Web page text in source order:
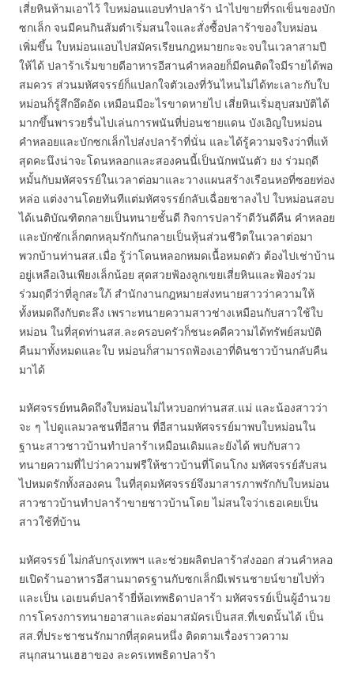
เสี่ยหินห้ามเอาไว้ ใบหม่อนแอบทำปลาร้า นำไปขายที่รถเข็นของบัก
ซกเล็ก จนมีคนกินส้มตำเริ่มสนใจและสั่งซื้อปลาร้าของใบหม่อน
เพิ่มขึ้น ใบหม่อนแอบไปสมัครเรียนกฎหมายกะจะจบในเวลาสามปี
ให้ได้ ปลาร้าเริ่มขายดีอาหารอีสานคำหลอยก็มีคนติดใจมีรายได้พอ
สมควร ส่วนมหัศจรรย์ก็แปลกใจตัวเองที่วันไหนไม่ได้ทะเลาะกับใบ
หม่อนก็รู้สึกอึดอัด เหมือนมีอะไรขาดหายไป เสี่ยหินเริ่มฮุบสมบัติได้
มากขึ้นพารวยรื่นไปเล่นการพนันที่บ่อนชายแดน บังเอิญใบหม่อน
คำหลอยและบักซกเล็กไปส่งปลาร้าที่นั่น และได้รู้ความจริงว่าที่แท้
สุดคะนึงน่าจะโดนหลอกและสองคนนี้เป็นนักพนันตัว ยง ร่วมฤดี
หมั้นกับมหัศจรรย์ในเวลาต่อมาและวางแผนสร้างเรือนหอที่ซอยท่อง
หล่อ แต่งงานโดยทันทีแต่มหัศจรรย์กลับเฉื่อยชาลงไป ใบหม่อนสอบ
ได้เนติบัณฑิตกลายเป็นทนายชั้นดี กิจการปลาร้าดีวันดีคืน คำหลอย
และบักซักเล็กตกหลุมรักกันกลายเป็นหุ้นส่วนชีวิตในเวลาต่อมา
พวกบ้านท่านสส.เมื่อ รู้ว่าโดนหลอกหมดเนื้อหมดตัว ต้องไปเช่าบ้าน
อยู่เหลือเงินเพียงเล็กน้อย สุดสวยฟ้องลูกเขยเสี่ยหินและฟ้องร่วม
ร่วมฤดีว่าที่ลูกสะใภ้ สำนักงานกฎหมายส่งทนายสาวว่าความให้
ทั้งหมดถึงกับตะลึง เพราะทนายความสาวช่างเหมือนกับสาวใช้ใบ
หม่อน ในที่สุดท่านสส.ละครอบครัวก็ชนะคดีความได้ทรัพย์สมบัติ
คืนมาทั้งหมดและใบ หม่อนก็สามารถฟ้องเอาที่ดินชาวบ้านกลับคืน
มาได้
มหัศจรรย์ทนคิดถึงใบหม่อนไม่ไหวบอกท่านสส.แม่ และน้องสาวว่า
จะ ๆ ไปดูแลมวลชนที่อีสาน ที่อีสานมหัศจรรย์มาพบใบหม่อนใน
ฐานะสาวชาวบ้านทำปลาร้าเหมือนเดิมและยังได้ พบกับสาว
ทนายความที่ไปว่าความฟรีให้ชาวบ้านที่โดนโกง มหัศจรรย์สับสน
ไปหมดรักทั้งสองคน ในที่สุดมหัศจรรย์จึงมาสารภาพรักกับใบหม่อน
สาวชาวบ้านทำปลาร้าขายชาวบ้านโดย ไม่สนใจว่าเธอเคยเป็น
สาวใช้ที่บ้าน
มหัศจรรย์ ไม่กลับกรุงเทพฯ และช่วยผลิตปลาร้าส่งออก ส่วนคำหลอ
ยเปิดร้านอาหารอีสานมาตรฐานกับซกเล็กมีเฟรนชายน์ขายไปทั่ว
และเป็น เอเยนต์ปลาร้ายี่ห้อเทพธิดาปลาร้า มหัศจรรย์เป็นผู้อำนวย
การโครงการทนายอาสาและต่อมาสมัครเป็นสส.ที่เขตนั้นได้ เป็น
สส.ที่ประชาชนรักมากที่สุดคนหนึ่ง ติดตามเรื่องราวความ
สนุกสนานเฮฮาของ ละครเทพธิดาปลาร้า